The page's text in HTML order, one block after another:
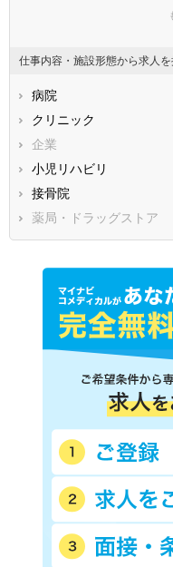
石川県
福
静岡県
滋賀県
兵庫県
鳥取県
広島県
香川県
愛
福岡県
佐
熊本県
大
鹿児島県
沖
仕事内容・施設形態から求人
病院
クリニック
企業
小児リハビリ
接骨院
薬局・ドラッグストア